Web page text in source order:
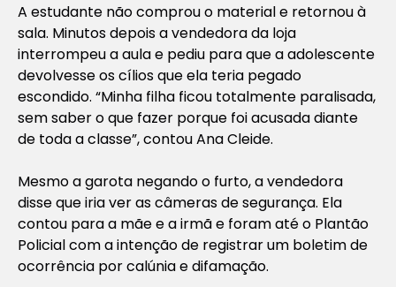
A estudante não comprou o material e retornou à
sala. Minutos depois a vendedora da loja
interrompeu a aula e pediu para que a adolescente
devolvesse os cílios que ela teria pegado
escondido. “Minha filha ficou totalmente paralisada,
sem saber o que fazer porque foi acusada diante
de toda a classe”, contou Ana Cleide.
Mesmo a garota negando o furto, a vendedora
disse que iria ver as câmeras de segurança. Ela
contou para a mãe e a irmã e foram até o Plantão
Policial com a intenção de registrar um boletim de
ocorrência por calúnia e difamação.